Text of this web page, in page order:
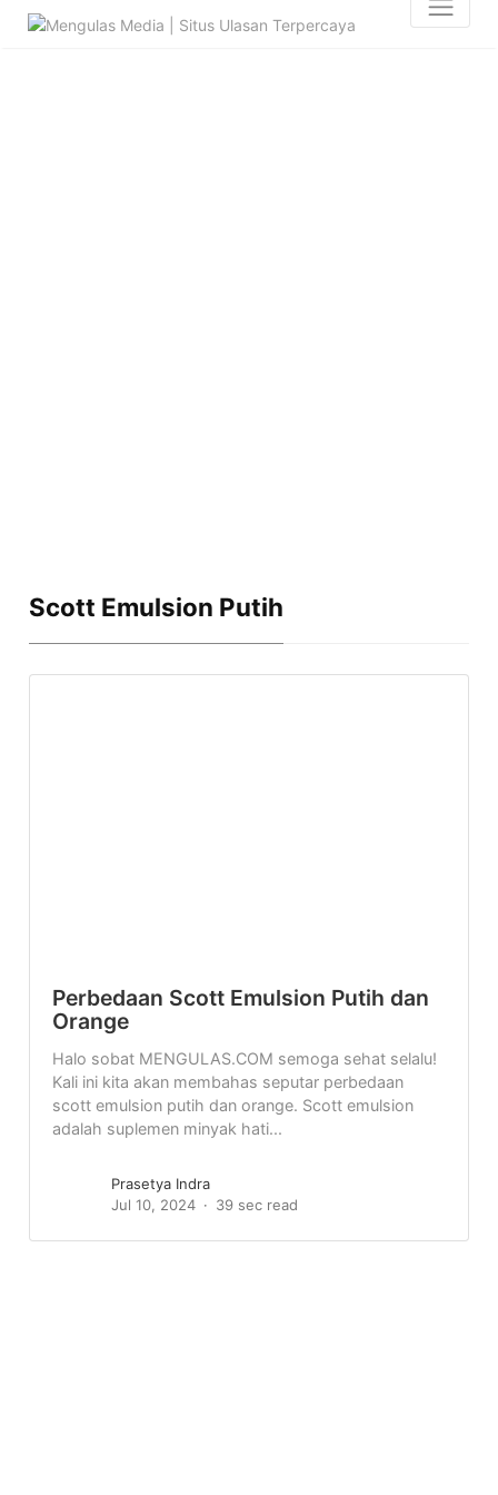
Scott Emulsion Putih
Perbedaan Scott Emulsion Putih dan
Orange
Halo sobat MENGULAS.COM semoga sehat selalu!
Kali ini kita akan membahas seputar perbedaan
scott emulsion putih dan orange. Scott emulsion
adalah suplemen minyak hati...
Prasetya Indra
Jul 10, 2024
39 sec read